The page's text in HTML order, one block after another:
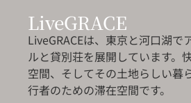
LiveGRACE
LiveGRACEは、東京と河口湖で
ルと貸別荘を展開しています。
空間、そしてその土地らしい暮
行者のための滞在空間です。